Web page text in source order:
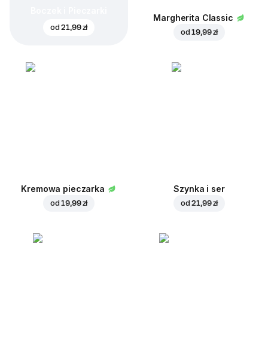
od21,99 zł
Margherita Classic
od19,99 zł
Kremowa pieczarka
od19,99 zł
Szynka i ser
od21,99 zł